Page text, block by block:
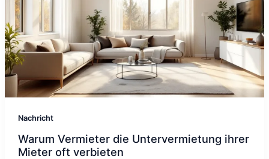
Nachricht
Warum Vermieter die Untervermietung ihrer
Mieter oft verbieten